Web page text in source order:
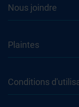
Nous joindre
Plaintes
Conditions